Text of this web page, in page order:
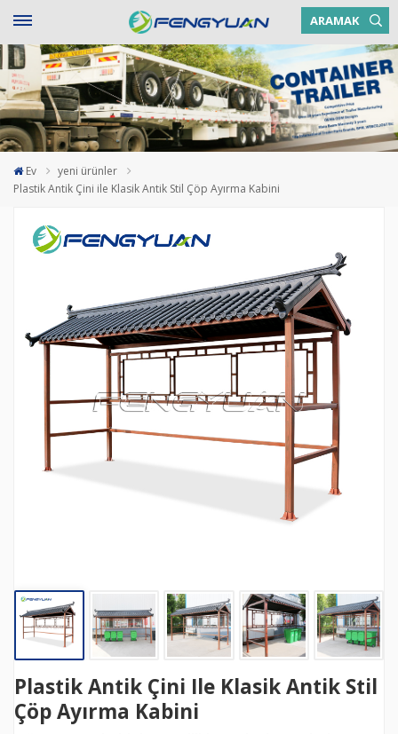
ARAMAK
Ev
yeni ürünler
Plastik Antik Çini ile Klasik Antik Stil Çöp Ayırma Kabini
Plastik Antik Çini Ile Klasik Antik Stil
Çöp Ayırma Kabini